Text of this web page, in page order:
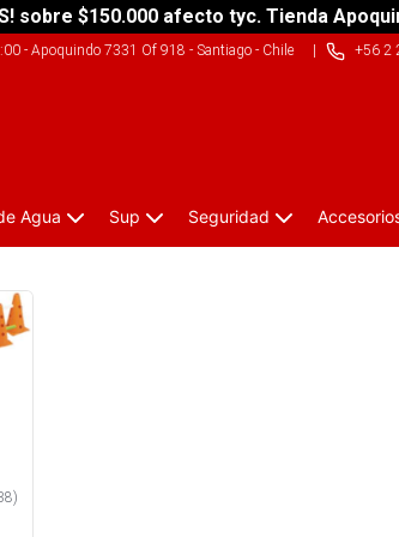
sobre $150.000 afecto tyc. Tienda
- Apoquindo 7331 Of 918 - Santiago - Chile| +56 2
Agua Sup Seguridad
)